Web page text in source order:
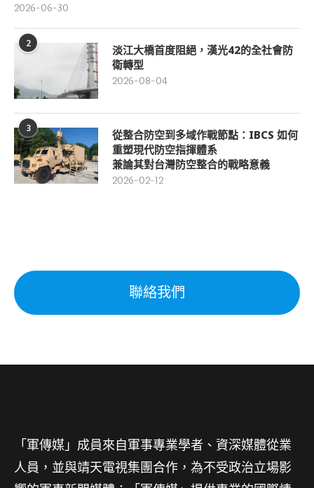
2026-06-30
2
淡江大橋首度阻絕，漢光42的全社會防
衛轉型
2026-08-04
3
從整合防空到多域作戰節點：IBCS 如何
重塑現代防空指揮體系
兼論其對台灣防空整合的戰略意義
2026-02-12
聯絡我們
「軍傳媒」成員來自軍事專業學者、資深媒體從業
人員，並與靖天電視集團合作，為不受政治立場影